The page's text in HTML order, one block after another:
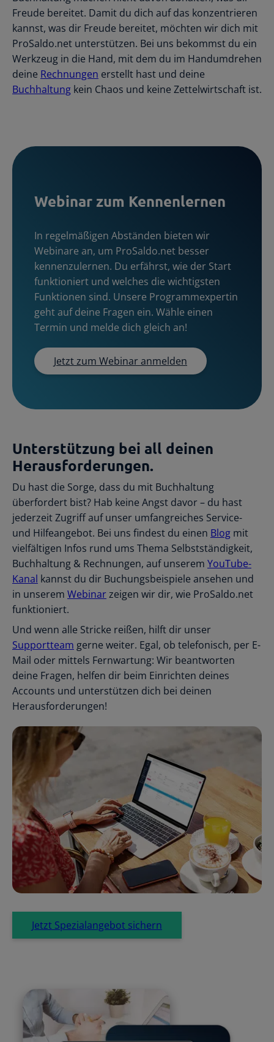
Freude bereitet. Damit du dich auf das konzentrieren
kannst, was dir Freude bereitet, möchten wir dich mit
ProSaldo.net unterstützen. Bei uns bekommst du ein
Werkzeug in die Hand, mit dem du im Handumdrehen
deine Rechnungen erstellt hast und deine
Buchhaltung kein Chaos und keine Zettelwirtschaft ist.
Webinar zum Kennenlernen
In regelmäßigen Abständen bieten wir
Webinare an, um ProSaldo.net besser
kennenzulernen. Du erfährst, wie der Start
funktioniert und welches die wichtigsten
Funktionen sind. Unsere Programmexpertin
geht auf deine Fragen ein. Wähle einen
Termin und melde dich gleich an!
Jetzt zum Webinar anmelden
Unterstützung bei all deinen
Herausforderungen.
Du hast die Sorge, dass du mit Buchhaltung
überfordert bist? Hab keine Angst davor – du hast
jederzeit Zugriff auf unser umfangreiches Service-
und Hilfeangebot. Bei uns findest du einen Blog mit
vielfältigen Infos rund ums Thema Selbstständigkeit,
Buchhaltung & Rechnungen, auf unserem YouTube-
Kanal kannst du dir Buchungsbeispiele ansehen und
in unserem Webinarzeigen wir dir, wie ProSaldo.net
funktioniert.
Und wenn alle Stricke reißen, hilft dir unser
Supportteam gerne weiter. Egal, ob telefonisch, per E-
Mail oder mittels Fernwartung: Wir beantworten
deine Fragen, helfen dir beim Einrichten deines
Accounts und unterstützen dich bei deinen
Herausforderungen!
Jetzt Spezialangebot sichern